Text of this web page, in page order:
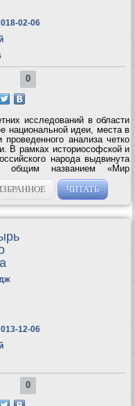
02-06
0
исследований в области
национальной идеи, места в
анализа четко
В рамках историософской и
народа выдвинута
общим названием «Мир
не менее 360 млн
ЧИТАТЬ
12-06
0